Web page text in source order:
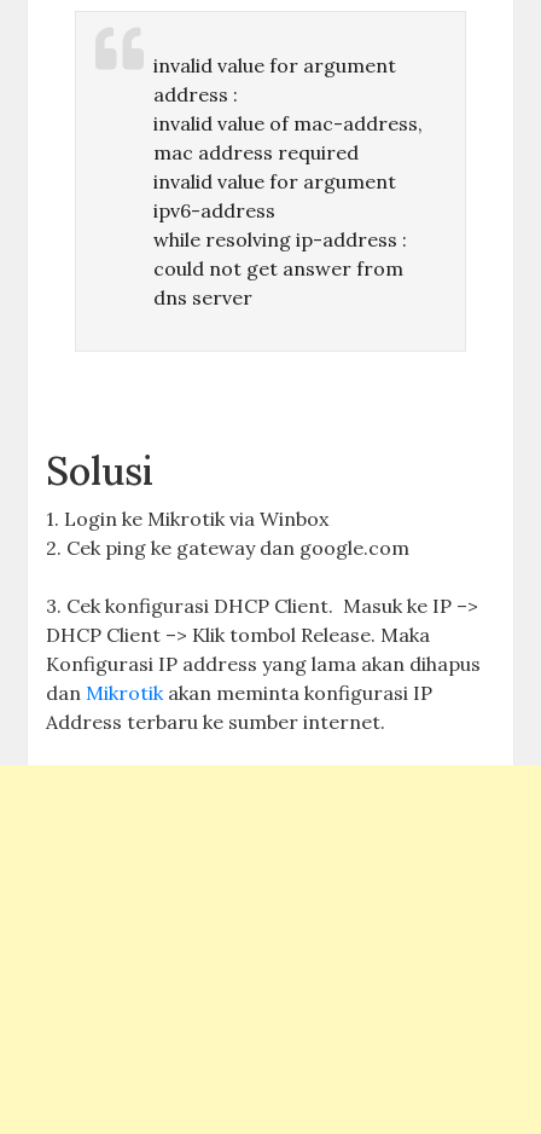
invalid value for argument
address :
invalid value of mac-address,
mac address required
invalid value for argument
ipv6-address
while resolving ip-address :
could not get answer from
dns server
Solusi
1. Login ke Mikrotik via Winbox
2. Cek ping ke gateway dan google.com
3. Cek konfigurasi DHCP Client. Masuk ke IP –>
DHCP Client –> Klik tombol Release. Maka
Konfigurasi IP address yang lama akan dihapus
danMikrotikakan meminta konfigurasi IP
Address terbaru ke sumber internet.